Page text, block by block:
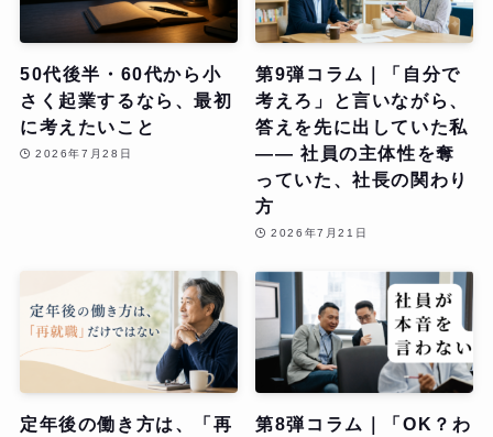
50代後半・60代から小
さく起業するなら、最初
に考えたいこと
2026年7月28日
第9弾コラム｜「自分で
考えろ」と言いながら、
答えを先に出していた私
—— 社員の主体性を奪
っていた、社長の関わり
方
2026年7月21日
定年後の働き方は、「再
第8弾コラム｜「OK？わ